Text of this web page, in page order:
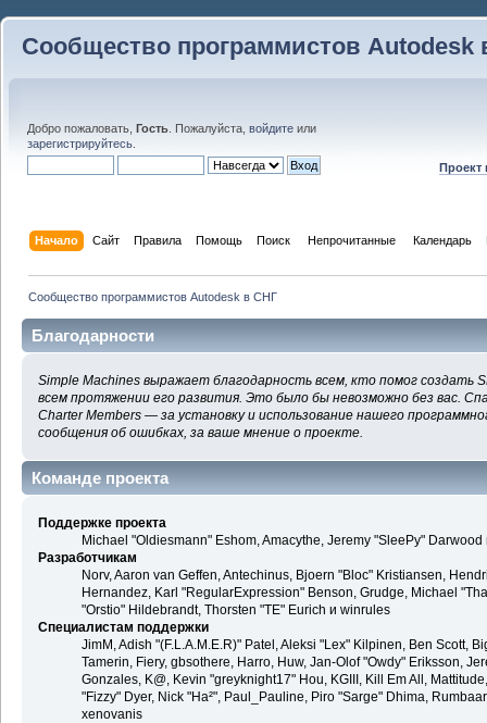
Сообщество программистов Autodesk
Добро пожаловать, Гость . Пожалуйста, войдите или
зарегистрируйтесь
Проект
Начало Сайт Правила Помощь Поиск Непрочитанные Календарь
Сообщество программистов Autodesk в СНГ
Благодарности
Simple Machines выражает благодарность всем, кто помог создать
всем протяжении его развития. Это было бы невозможно без вас.
Charter Members — за установку и использование нашего
сообщения об ошибках, за ваше мнение о проекте.
Команде проекта
Поддержке проекта
Michael "Oldiesmann" Eshom, Amacythe, Jeremy "SleePy"
Разработчикам
Norv, Aaron van Geffen, Antechinus, Bjoern "Bloc" Kristiansen,
Hernandez, Karl "RegularExpression" Benson, Grudge, Michael
"Orstio" Hildebrandt, Thorsten "TE" Eurich и winrules
Специалистам поддержки
JimM, Adish "(F.L.A.M.E.R)" Patel, Aleksi "Lex" Kilpinen, Ben Scott,
Tamerin, Fiery, gbsothere, Harro, Huw, Jan-Olof "Owdy" Eriksson,
Gonzales, K@, Kevin "greyknight17" Hou, KGIII, Kill Em All,
"Fizzy" Dyer, Nick "Ha²", Paul_Pauline, Piro "Sarge" Dhima,
xenovanis